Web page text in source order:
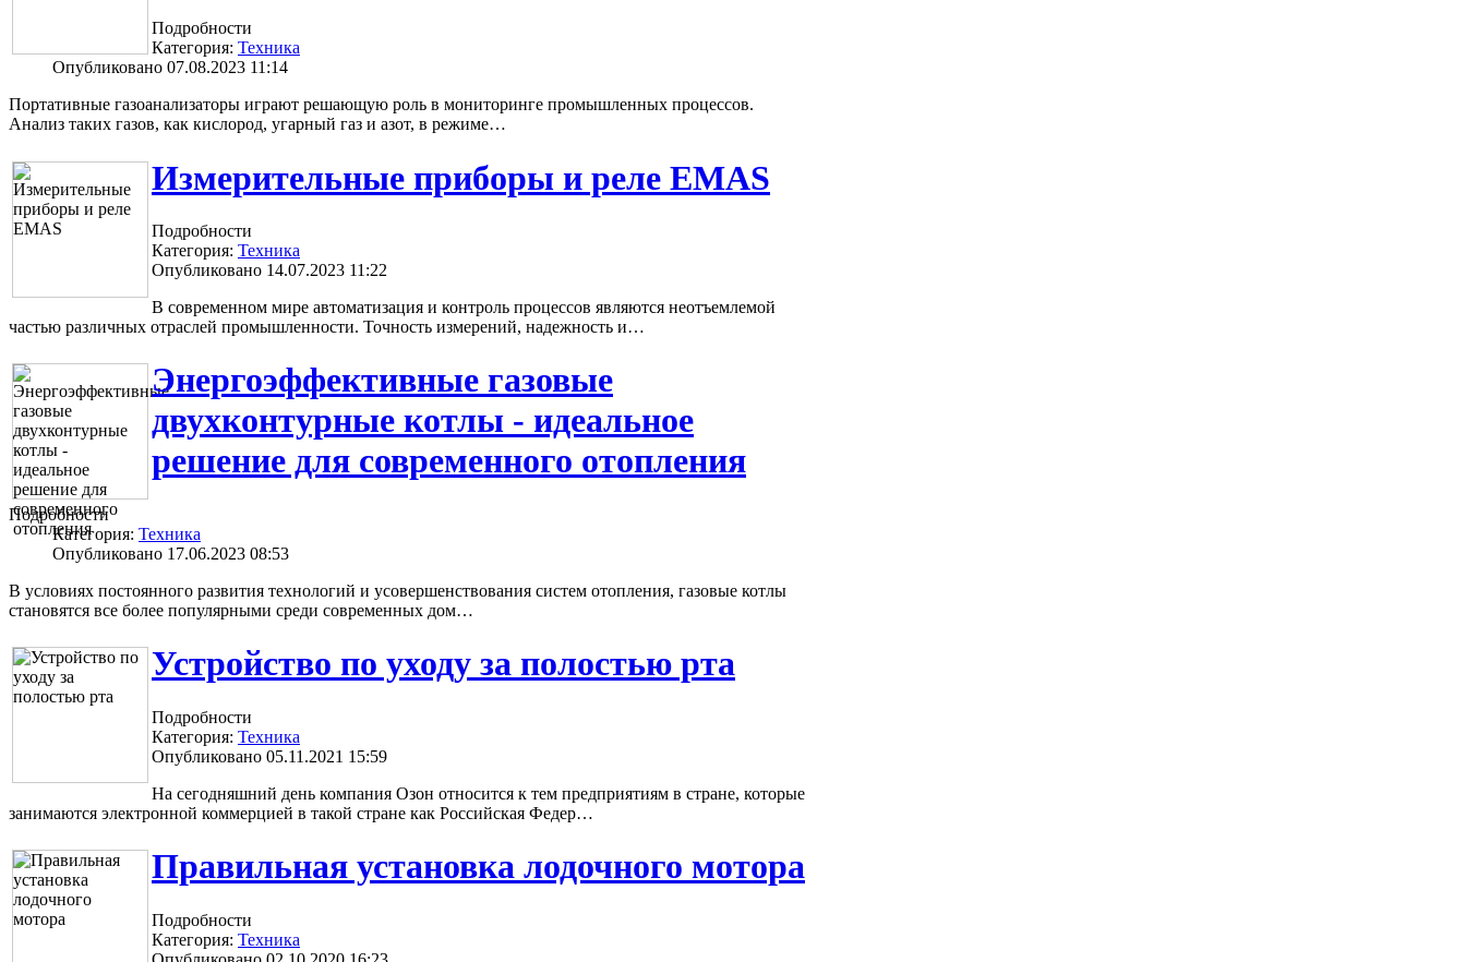
Подробности
Категория: Техника
Опубликовано 07.08.2023 11:14
Портативные газоанализаторы играют решающую роль в мониторинге промышленных процессов.
Анализ таких газов, как кислород, угарный газ и азот, в режиме…
Измерительные приборы и реле EMAS
Подробности
Категория: Техника
Опубликовано 14.07.2023 11:22
В современном мире автоматизация и контроль процессов являются неотъемлемой
частью различных отраслей промышленности. Точность измерений, надежность и…
Энергоэффективные газовые
двухконтурные котлы - идеальное
решение для современного отопления
Подробности
Категория: Техника
Опубликовано 17.06.2023 08:53
В условиях постоянного развития технологий и усовершенствования систем отопления, газовые котлы
становятся все более популярными среди современных дом…
Устройство по уходу за полостью рта
Подробности
Категория: Техника
Опубликовано 05.11.2021 15:59
На сегодняшний день компания Озон относится к тем предприятиям в стране, которые
занимаются электронной коммерцией в такой стране как Российская Федер…
Правильная установка лодочного мотора
Подробности
Категория: Техника